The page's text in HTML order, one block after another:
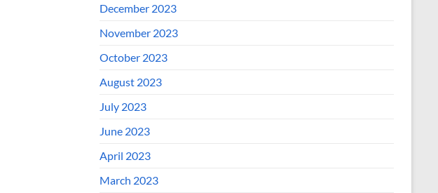
December 2023
November 2023
October 2023
August 2023
July 2023
June 2023
April 2023
March 2023